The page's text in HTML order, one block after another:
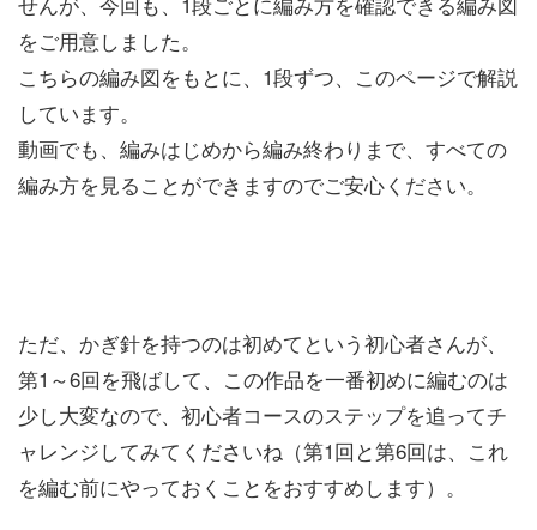
をご用意しました。
こちらの編み図をもとに、1段ずつ、このページで解説
しています。
動画でも、編みはじめから編み終わりまで、すべての
編み方を見ることができますのでご安心ください。
ただ、かぎ針を持つのは初めてという初心者さんが、
第1～6回を飛ばして、この作品を一番初めに編むのは
少し大変なので、初心者コースのステップを追ってチ
ャレンジしてみてくださいね（第1回と第6回は、これ
を編む前にやっておくことをおすすめします）。